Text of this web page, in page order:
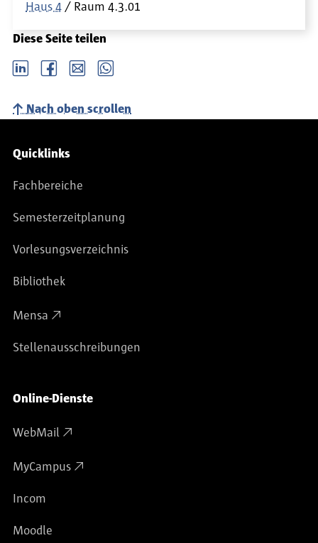
Haus 4
Raum 4.3.01
Diese Seite teilen
LinkedIn Facebook email Whatsapp
Nach oben scrollen
Service-Navigation
Quicklinks
Fachbereiche
Semesterzeitplanung
Vorlesungsverzeichnis
Bibliothek
Mensa
Stellenausschreibungen
Online-Dienste
WebMail
MyCampus
Incom
Moodle